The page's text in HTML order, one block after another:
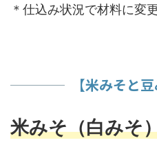
＊仕込み状況で材料に変
【米みそと
米みそ（白みそ